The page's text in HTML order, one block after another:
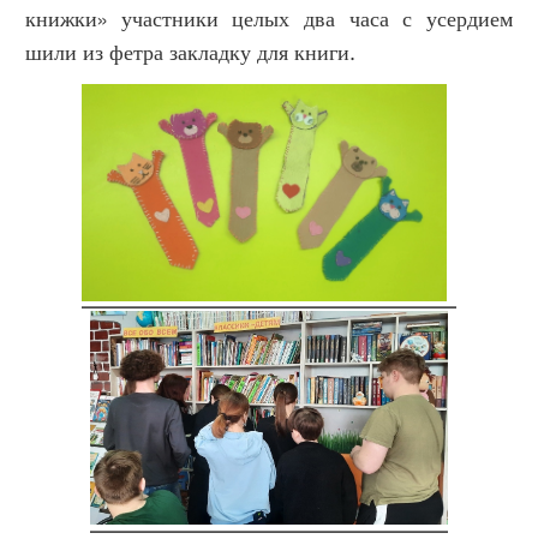
книжки» участники целых два часа с усердием
шили из фетра закладку для книги.